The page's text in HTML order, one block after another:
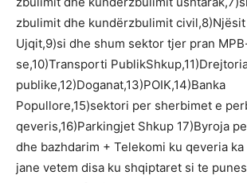
zbulimit dhe kundërzbulimit
Ujqit,9)si dhe shum sektor tjer pran
se,10)Transporti
publike,12)Doganat,13)POIK,14)Banka
Popullore,15)sektori per sherbimet e
qeveris,16)Parkingjet Shkup 17)Byroja
dhe bazhdarim + Telekomi ku qeveria
jane vetem disa ku shqiptaret si te